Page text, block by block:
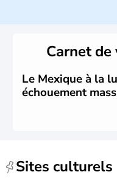
Carnet de
Le Mexique à la
échouement
Sites culturels